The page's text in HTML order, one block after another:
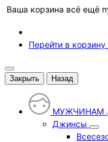
Ваша корзина всё ещё
Перейти в корзину
Закрыть Назад
МУЖЧИНАМ
Джинсы